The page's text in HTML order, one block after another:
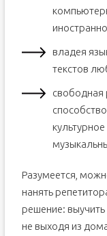
владея
текстов
свободная
Разумеется,
нанять
решение: выучить
не выходя из